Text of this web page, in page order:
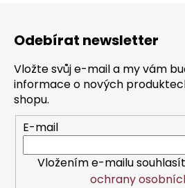
Odebírat newsletter
Vložte svůj e-mail a my vám
informace o nových
shopu.
E-mail
Vložením e-mailu
ochrany